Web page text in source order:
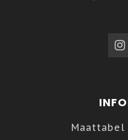
Maattabel